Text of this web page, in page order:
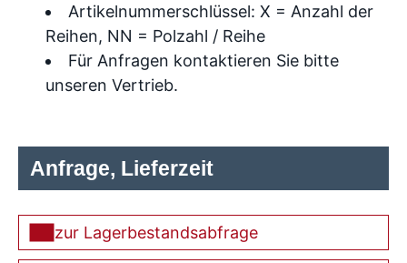
Artikelnummerschlüssel: X = Anzahl der
Reihen, NN = Polzahl / Reihe
Für Anfragen kontaktieren Sie bitte
unseren Vertrieb.
Anfrage, Lieferzeit
zur Lagerbestandsabfrage